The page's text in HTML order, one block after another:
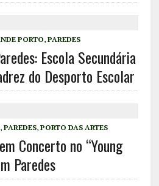
PORTO, PAREDES
Escola Secundária
do Desporto Escolar
, PAREDES, PORTO DAS ARTES
Concerto no “Young
Paredes